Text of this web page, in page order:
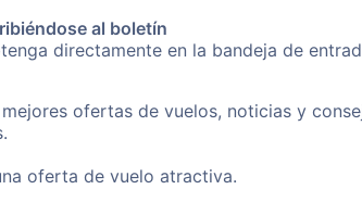
al boletín
directamente en la bandeja de
ofertas de vuelos, noticias y
oferta de vuelo atractiva.